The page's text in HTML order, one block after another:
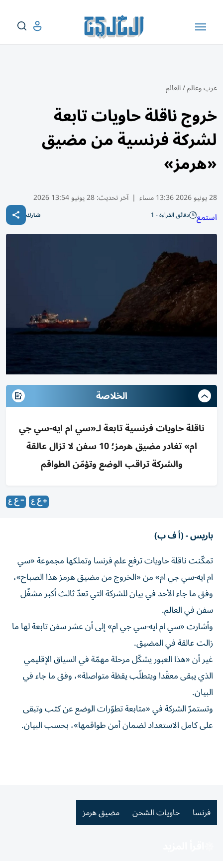
عرب وعالم/العالم
خروج ناقلة حاويات تابعة
لشركة فرنسية من مضيق
«هرمز»
28 يونيو 2026 13:36 مساء | آخر تحديث:28 يونيو 13:54 2026
استمع دقائق القراءة - 1 شارك
الخلاصة
ناقلة حاويات فرنسية تابعة لـ«سي ام ايه-سي جي
ام» تغادر مضيق هرمز؛ 10 سفن لا تزال عالقة
والشركة تراقب الوضع وتؤمّن الطواقم
باريس - (أ ف ب)
تمكّنت ناقلة حاويات ترفع علم فرنسا وتملكها مجموعة «سي
ام ايه-سي جي ام» من «الخروج من مضيق هرمز هذا الصباح»،
وفق ما جاء الأحد في بيان للشركة التي تعدّ ثالث أكبر مشغّل
سفن في العالم.
وأشارت «سي ام ايه-سي جي ام» إلى أن عشر سفن تابعة لها ما
زالت عالقة في المضيق.
غير أن «هذا العبور يشكّل مرحلة مهمّة في السياق الإقليمي
الذي يبقى معقّدا ويتطلّب يقظة متواصلة»، وفق ما جاء في
البيان.
وتستمرّ الشركة في «متابعة تطوّرات الوضع عن كثب وتبقى
على كامل الاستعداد لضمان أمن طواقمها»، بحسب البيان.
فرنسا حاويات الشحن مضيق هرمز